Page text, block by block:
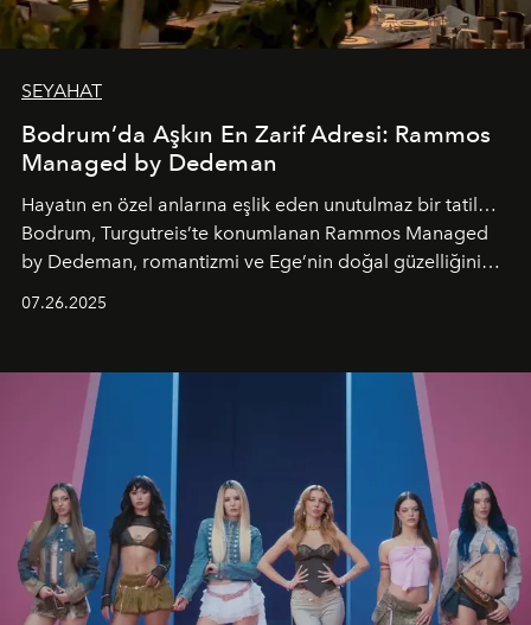
SEYAHAT
Bodrum’da Aşkın En Zarif Adresi: Rammos
Managed by Dedeman
Hayatın en özel anlarına eşlik eden unutulmaz bir tatil…
Bodrum, Turgutreis’te konumlanan Rammos Managed
by Dedeman, romantizmi ve Ege’nin doğal güzelliğini
07.26.2025